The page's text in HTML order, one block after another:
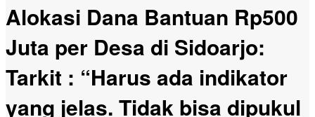
Alokasi Dana Bantuan Rp500
Juta per Desa di Sidoarjo:
Tarkit : “Harus ada indikator
yang jelas. Tidak bisa dipukul